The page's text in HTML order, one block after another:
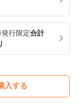
行限定合計
入する